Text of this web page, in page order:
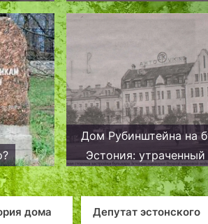
исследователям
Дом Рубинштейна на
Эстония: утраченный
таллиннского